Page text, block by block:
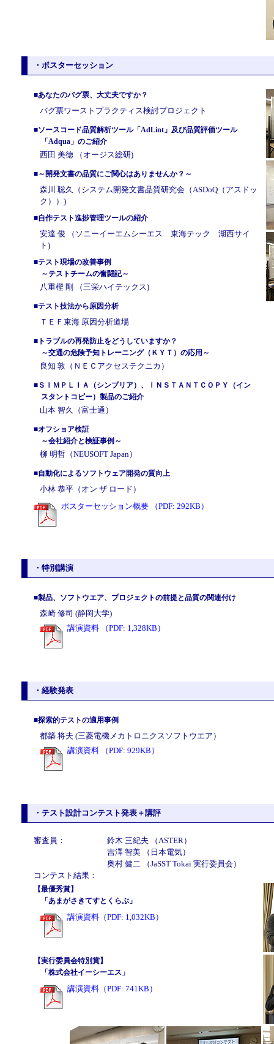
・ポスターセッション
■あなたのバグ票、大丈夫ですか？
バグ票ワーストプラクティス検討プロジェクト
■ソースコード品質解析ツール「AdLint」及び品質評価ツール
「Adqua」のご紹介
西田 美徳 （オージス総研)
■～開発文書の品質にご関心はありませんか？～
森川 聡久（システム開発文書品質研究会（ASDoQ（アスドッ
ク））)
■自作テスト進捗管理ツールの紹介
安達 俊 （ソニーイーエムシーエス 東海テック 湖西サイ
ト)
■テスト現場の改善事例
～テストチームの奮闘記～
八重樫 剛 （三栄ハイテックス)
■テスト技法から原因分析
ＴＥＦ東海 原因分析道場
■トラブルの再発防止をどうしていますか？
～交通の危険予知トレーニング（ＫＹＴ）の応用～
良知 敦（ＮＥＣアクセステクニカ）
■ＳＩＭＰＬＩＡ（シンプリア）、ＩＮＳＴＡＮＴＣＯＰＹ（イン
スタントコピー）製品のご紹介
山本 智久（富士通）
■オフショア検証
～会社紹介と検証事例～
柳 明哲（NEUSOFT Japan）
■自動化によるソフトウェア開発の質向上
小林 恭平（オン ザ ロード）
ポスターセッション概要 （PDF: 292KB）
・特別講演
■製品、ソフトウエア、プロジェクトの前提と品質の関連付け
森崎 修司 (静岡大学)
講演資料 （PDF: 1,328KB）
・経験発表
■探索的テストの適用事例
都築 将夫 (三菱電機メカトロニクスソフトウエア）
講演資料 （PDF: 929KB）
・テスト設計コンテスト発表＋講評
審査員：
鈴木 三紀夫 （ASTER）
吉澤 智美 （日本電気）
奥村 健二 （JaSST Tokai 実行委員会）
コンテスト結果：
【最優秀賞】
「あまがさきてすとくらぶ」
講演資料（PDF: 1,032KB）
【実行委員会特別賞】
「株式会社イーシーエス」
講演資料（PDF: 741KB）